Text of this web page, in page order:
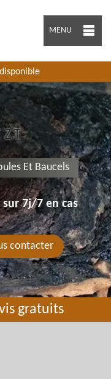
MENU
Et Baucels
7j/7 en cas
contacter
gratuits